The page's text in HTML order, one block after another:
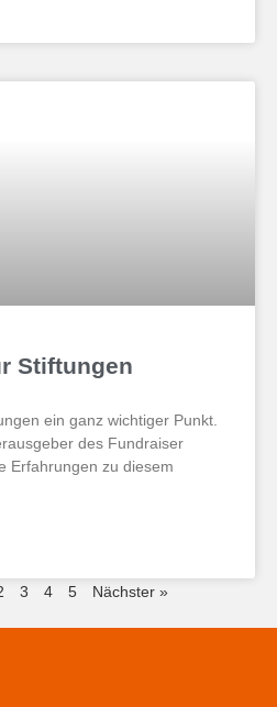
Stiftungen
ein ganz wichtiger Punkt.
des Fundraiser
Erfahrungen zu diesem
3 4 5 Nächster »